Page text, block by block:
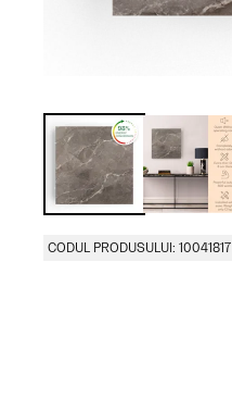
CODUL PRODUSULUI: 10041817